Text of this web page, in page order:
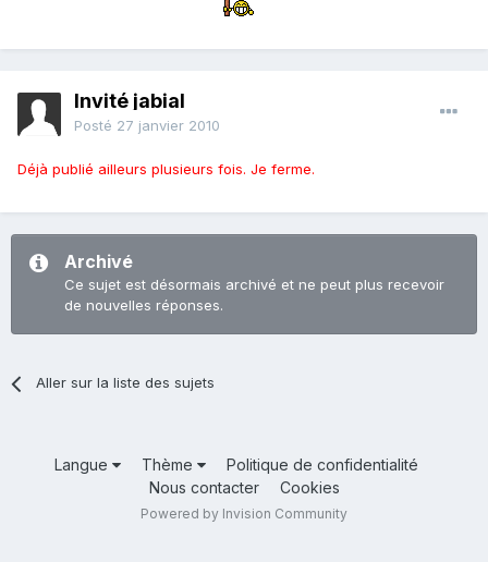
Invité jabial
Posté 27 janvier 2010
Déjà publié ailleurs plusieurs fois. Je ferme.
Archivé
Ce sujet est désormais archivé et ne peut plus recevoir
de nouvelles réponses.
Aller sur la liste des sujets
Langue Thème
Politique de confidentialité
Nous contacter
Cookies
Powered by Invision Community